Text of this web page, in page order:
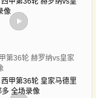
第36轮 赫罗纳vs皇家